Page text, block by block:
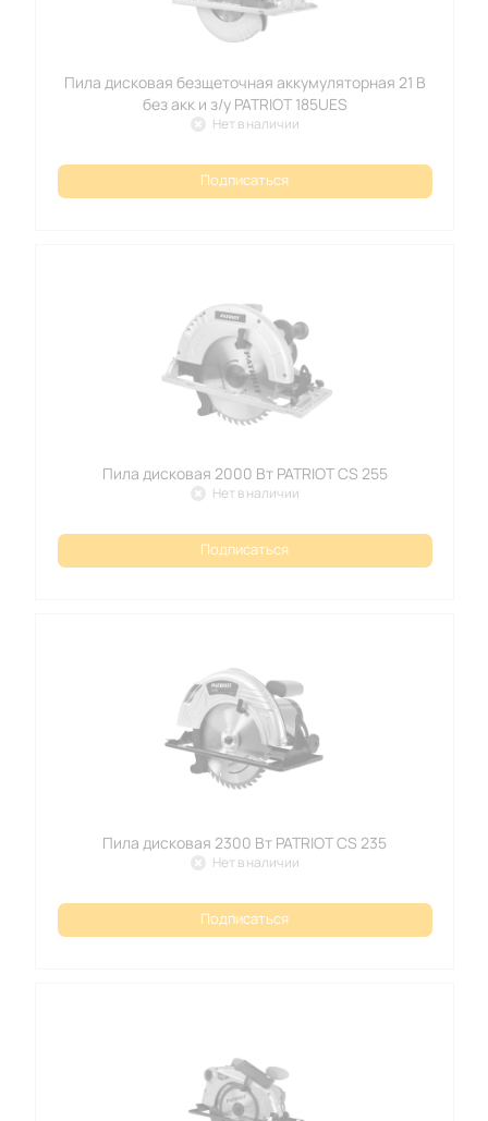
Пила дисковая безщеточная аккумуляторная 21 В
без акк и з/у PATRIOT 185UES
Нет в наличии
Подписаться
Пила дисковая 2000 Вт PATRIOT CS 255
Нет в наличии
Подписаться
Пила дисковая 2300 Вт PATRIOT CS 235
Нет в наличии
Подписаться